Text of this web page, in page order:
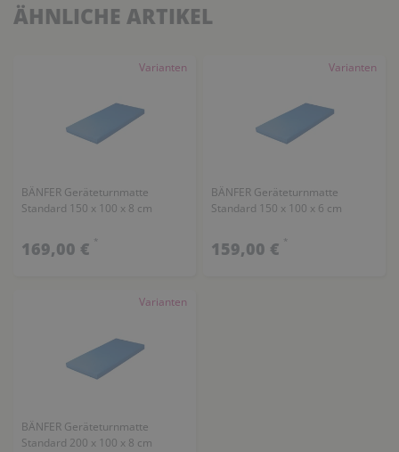
ÄHNLICHE ARTIKEL
Varianten
BÄNFER Geräteturnmatte
Standard 150 x 100 x 8 cm
169,00 € *
Varianten
BÄNFER Geräteturnmatte
Standard 150 x 100 x 6 cm
159,00 € *
Varianten
BÄNFER Geräteturnmatte
Standard 200 x 100 x 8 cm